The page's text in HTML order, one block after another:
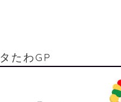
たわGP